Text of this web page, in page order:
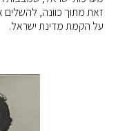
זאת מתוך כוונה, להשלים
על הקמת מדינת ישראל.